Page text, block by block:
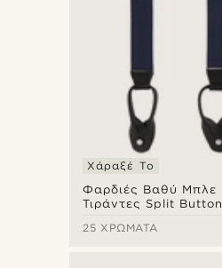
Φαρδιές Βαθύ Μπλε
Τιράντες Split Button
Χάραξέ Το
25 ΧΡΏΜΑΤΑ